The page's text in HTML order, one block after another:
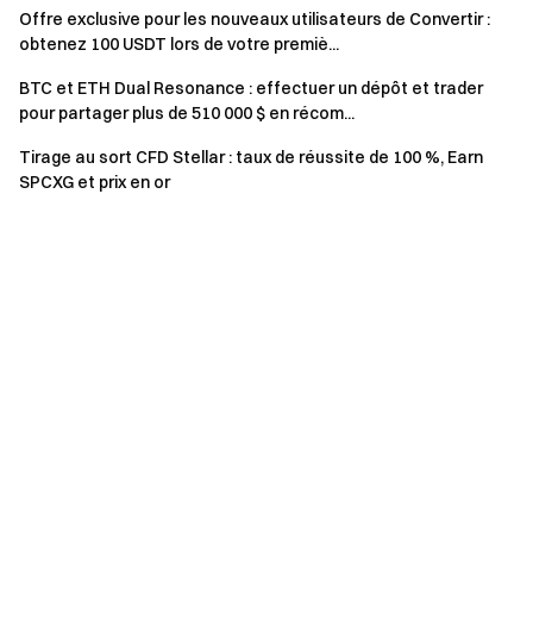
sous le même appareil ou la même identité vérifiée sont
considérées comme un seul participant.
Les récompenses des trois tâches peuvent être
cumulées. Une seule adresse de portefeuille peut
recevoir jusqu'à 10–50 USDT (Tâche 1) + 30 USDT
(Tâche 2) + 10 USDT (Tâche 3 en tant qu'utilisateur
Offre exclusive pour les nouveaux utilisateurs de Convertir :
obtenez 100 USDT lors de votre premiè...
BTC et ETH Dual Resonance : effectuer un dépôt et trader
pour partager plus de 510 000 $ en récom...
Tirage au sort CFD Stellar : taux de réussite de 100 %, Earn
SPCXG et prix en or